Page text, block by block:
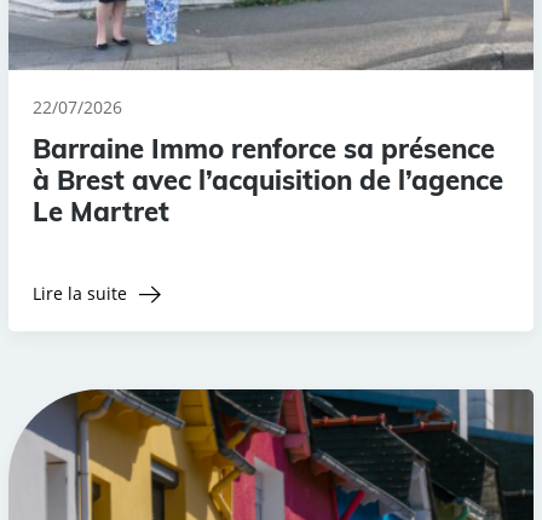
22/07/2026
Barraine Immo renforce sa présence
à Brest avec l’acquisition de l’agence
Le Martret
Lire la suite